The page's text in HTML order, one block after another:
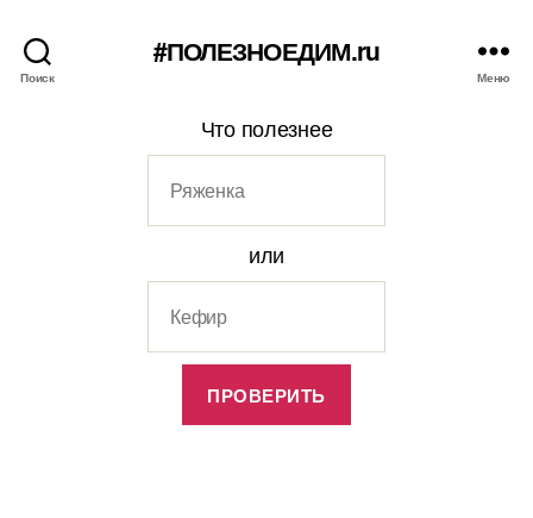
Поиск
#ПОЛЕЗНОЕДИМ.ru
Меню
Что полезнее
или